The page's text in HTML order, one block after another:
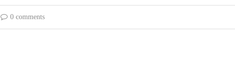
0 comments